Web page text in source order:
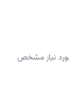
نیاز مشخص